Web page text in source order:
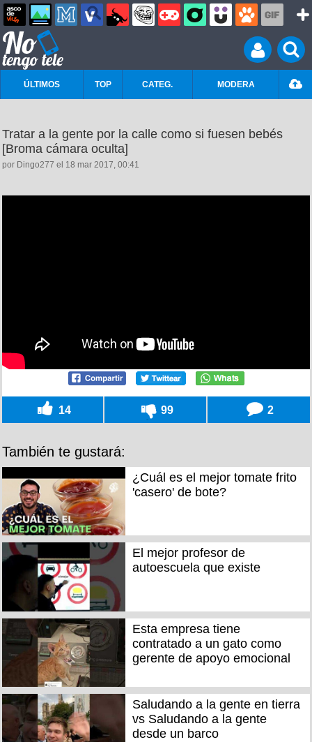
ÚLTIMOS TOP CATEG. MODERA
Tratar a la gente por la calle como si fuesen bebés
[Broma cámara oculta]
por Dingo277 el 18 mar 2017, 00:41
14 99 2
También te gustará:
¿Cuál es el mejor tomate frito
'casero' de bote?
El mejor profesor de
autoescuela que existe
Esta empresa tiene
contratado a un gato como
gerente de apoyo emocional
Saludando a la gente en tierra
vs Saludando a la gente
desde un barco